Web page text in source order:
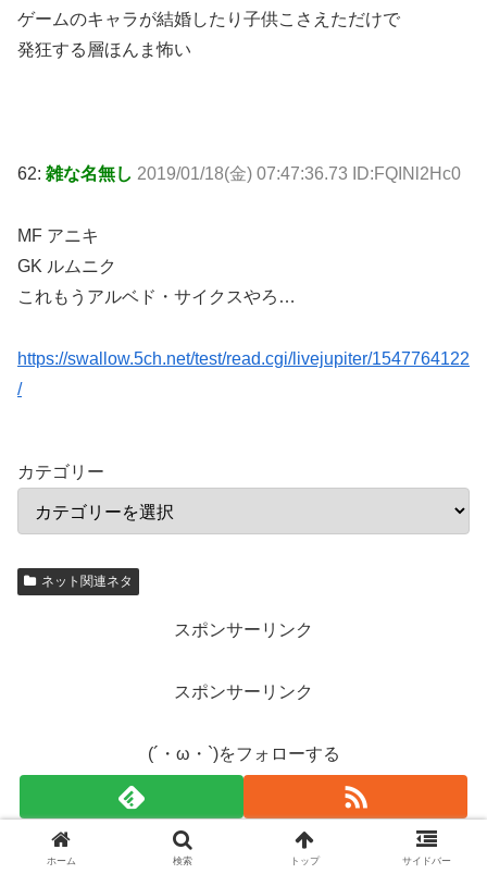
ゲームのキャラが結婚したり子供こさえただけで
発狂する層ほんま怖い
62: 雑な名無し 2019/01/18(金) 07:47:36.73 ID:FQINl2Hc0
MF アニキ
GK ルムニク
これもうアルベド・サイクスやろ…
https://swallow.5ch.net/test/read.cgi/livejupiter/1547764122
/
カテゴリー
ネット関連ネタ
スポンサーリンク
スポンサーリンク
(´・ω・`)をフォローする
スポンサーリンク
ホーム 検索 トップ サイドバー